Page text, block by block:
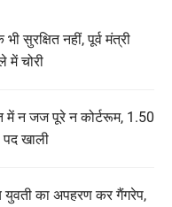
सुरक्षित नहीं, पूर्व मंत्री
में चोरी
में न जज पूरे न कोर्टरूम, 1.50
खाली
युवती का अपहरण कर गैंगरेप,